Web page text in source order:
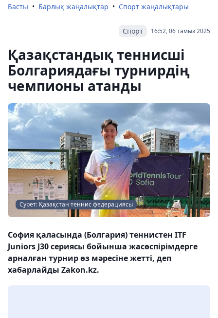
Басты Барлық жаңалықтар Спорт жаңалықтары
16:52, 06 тамыз 2025
Спорт
Қазақстандық теннисші
Болгариядағы турнирдің
чемпионы атанды
Сурет: Қазақстан теннис федерациясы
София қаласында (Болгария) теннистен ITF
Juniors J30 сериясы бойынша жасөспірімдерге
арналған турнир өз мәресіне жетті, деп
хабарлайды Zakon.kz.